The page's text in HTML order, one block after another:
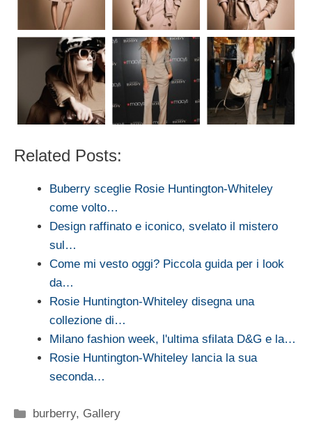
Related Posts:
Buberry sceglie Rosie Huntington-Whiteley
come volto…
Design raffinato e iconico, svelato il mistero
sul…
Come mi vesto oggi? Piccola guida per i look
da…
Rosie Huntington-Whiteley disegna una
collezione di…
Milano fashion week, l'ultima sfilata D&G e la…
Rosie Huntington-Whiteley lancia la sua
seconda…
Categorie
burberry, Gallery